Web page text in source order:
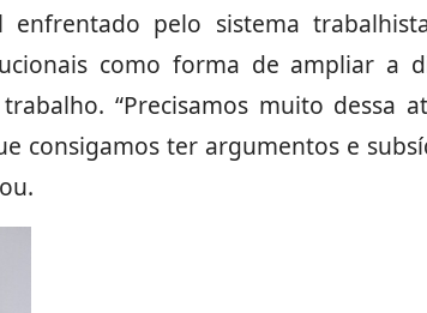
pelo sistema
como forma de ampliar a
“Precisamos muito dessa
consigamos ter argumentos e